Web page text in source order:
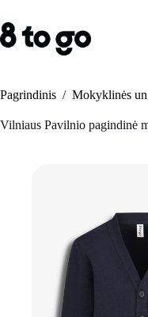
to
content
Pagrindinis / Mokyklinės
Vilniaus Pavilnio pagindinė